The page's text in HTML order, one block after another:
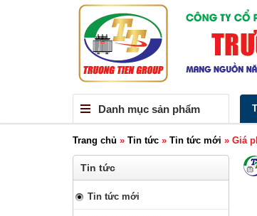
Danh mục sản phẩm
Trang chủ » Tin tức » Tin tức mới » Giá
Tin tức
Tin tức mới